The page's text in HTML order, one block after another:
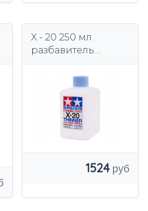
X - 20 250 мл
разбавитель
Tamiya 80040
1524